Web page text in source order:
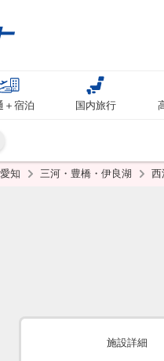
＋宿泊 国内旅行
愛知 三河・豊橋・伊良湖 西
施設詳細